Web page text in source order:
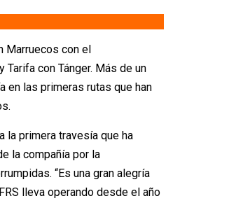
Marruecos con el
con Tánger. Más de un
en las primeras rutas que han
la primera travesía que ha
la compañía por la
“Es una gran alegría
lleva operando desde el año